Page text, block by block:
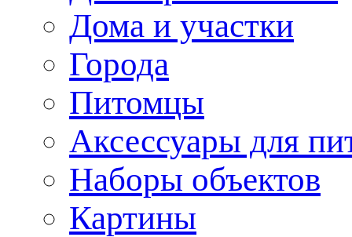
Дома и участки
Города
Питомцы
Аксессуары для
Наборы объектов
Картины